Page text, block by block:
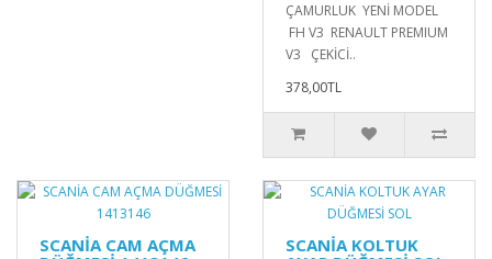
ÇAMURLUK YENİ MODEL
FH V3 RENAULT PREMIUM
V3 ÇEKİCİ..
378,00TL
SCANİA CAM AÇMA
SCANİA KOLTUK